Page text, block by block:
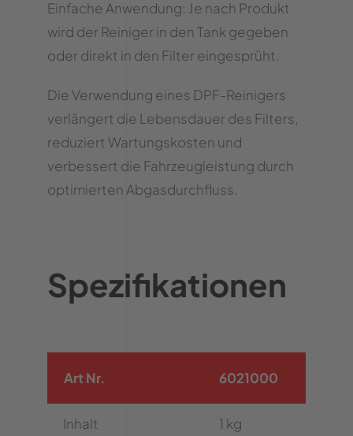
Einfache Anwendung: Je nach Produkt
wird der Reiniger in den Tank gegeben
oder direkt in den Filter eingesprüht.
Die Verwendung eines DPF-Reinigers
verlängert die Lebensdauer des Filters,
reduziert Wartungskosten und
verbessert die Fahrzeugleistung durch
optimierten Abgasdurchfluss.
Spezifikationen
Art Nr. 6021000
Inhalt 1 kg